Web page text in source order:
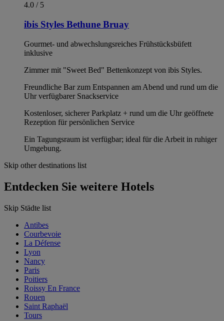
4.0 / 5
ibis Styles Bethune Bruay
Gourmet- und abwechslungsreiches Frühstücksbüfett
inklusive
Zimmer mit "Sweet Bed" Bettenkonzept von ibis Styles.
Freundliche Bar zum Entspannen am Abend und rund um die
Uhr verfügbarer Snackservice
Kostenloser, sicherer Parkplatz + rund um die Uhr geöffnete
Rezeption für persönlichen Service
Ein Tagungsraum ist verfügbar; ideal für die Arbeit in ruhiger
Umgebung.
Skip other destinations list
Entdecken Sie weitere Hotels
Skip Städte list
Antibes
Courbevoie
La Défense
Lyon
Nancy
Paris
Poitiers
Roissy En France
Rouen
Saint Raphaël
Tours